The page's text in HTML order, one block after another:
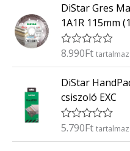
/
5
é
k
e
l
é
s
:
/
5
DiStar Gres
1A1R 115mm
É
é
e
l
s
:
8.990Ft
DiStar
csiszoló EXC
É
5.790Ft